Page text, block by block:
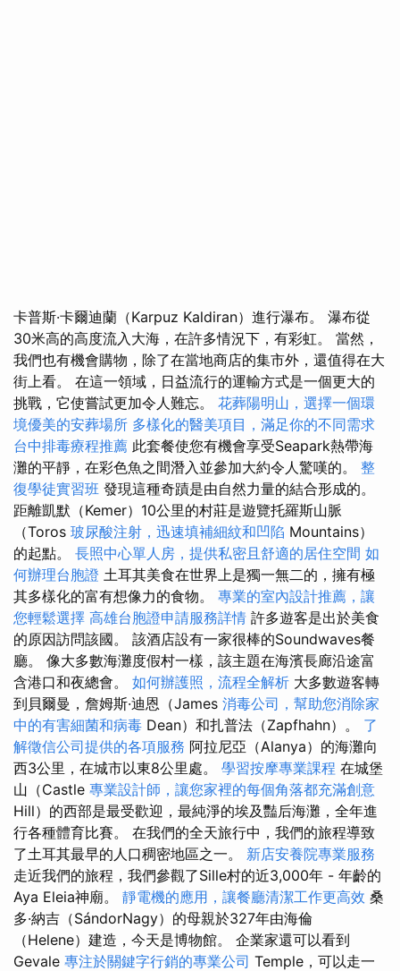
卡普斯·卡爾迪蘭（Karpuz Kaldiran）進行瀑布。 瀑布從
30米高的高度流入大海，在許多情況下，有彩虹。 當然，
我們也有機會購物，除了在當地商店的集市外，還值得在大
街上看。 在這一領域，日益流行的運輸方式是一個更大的
挑戰，它使嘗試更加令人難忘。 花葬陽明山，選擇一個環
境優美的安葬場所 多樣化的醫美項目，滿足你的不同需求
台中排毒療程推薦 此套餐使您有機會享受Seapark熱帶海
灘的平靜，在彩色魚之間潛入並參加大約令人驚嘆的。 整
復學徒實習班 發現這種奇蹟是由自然力量的結合形成的。
距離凱默（Kemer）10公里的村莊是遊覽托羅斯山脈
（Toros 玻尿酸注射，迅速填補細紋和凹陷 Mountains）
的起點。 長照中心單人房，提供私密且舒適的居住空間 如
何辦理台胞證 土耳其美食在世界上是獨一無二的，擁有極
其多樣化的富有想像力的食物。 專業的室內設計推薦，讓
您輕鬆選擇 高雄台胞證申請服務詳情 許多遊客是出於美食
的原因訪問該國。 該酒店設有一家很棒的Soundwaves餐
廳。 像大多數海灘度假村一樣，該主題在海濱長廊沿途富
含港口和夜總會。 如何辦護照，流程全解析 大多數遊客轉
到貝爾曼，詹姆斯·迪恩（James 消毒公司，幫助您消除家
中的有害細菌和病毒 Dean）和扎普法（Zapfhahn）。 了
解徵信公司提供的各項服務 阿拉尼亞（Alanya）的海灘向
西3公里，在城市以東8公里處。 學習按摩專業課程 在城堡
山（Castle 專業設計師，讓您家裡的每個角落都充滿創意
Hill）的西部是最受歡迎，最純淨的埃及豔后海灘，全年進
行各種體育比賽。 在我們的全天旅行中，我們的旅程導致
了土耳其最早的人口稠密地區之一。 新店安養院專業服務
走近我們的旅程，我們參觀了Sille村的近3,000年 - 年齡的
Aya Eleia神廟。 靜電機的應用，讓餐廳清潔工作更高效 桑
多·納吉（SándorNagy）的母親於327年由海倫
（Helene）建造，今天是博物館。 企業家還可以看到
Gevale 專注於關鍵字行銷的專業公司 Temple，可以走一